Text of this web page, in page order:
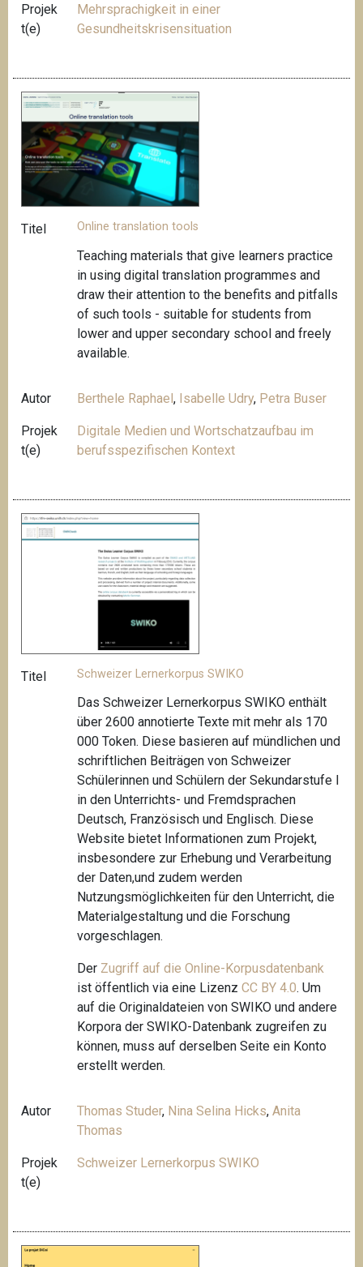
Projek
t(e)
Mehrsprachigkeit in einer
Gesundheitskrisensituation
Titel Online translation tools
Teaching materials that give learners practice
in using digital translation programmes and
draw their attention to the benefits and pitfalls
of such tools - suitable for students from
lower and upper secondary school and freely
available.
Autor Berthele Raphael, Isabelle Udry, Petra Buser
Projek
t(e)
Digitale Medien und Wortschatzaufbau im
berufsspezifischen Kontext
Titel Schweizer Lernerkorpus SWIKO
Das Schweizer Lernerkorpus SWIKO enthält
über 2600 annotierte Texte mit mehr als 170
000 Token. Diese basieren auf mündlichen und
schriftlichen Beiträgen von Schweizer
Schülerinnen und Schülern der Sekundarstufe I
in den Unterrichts- und Fremdsprachen
Deutsch, Französisch und Englisch. Diese
Website bietet Informationen zum Projekt,
insbesondere zur Erhebung und Verarbeitung
der Daten,und zudem werden
Nutzungsmöglichkeiten für den Unterricht, die
Materialgestaltung und die Forschung
vorgeschlagen.
Der Zugriff auf die Online-Korpusdatenbank
ist öffentlich via eine LizenzCC BY 4.0. Um
auf die Originaldateien von SWIKO und andere
Korpora der SWIKO-Datenbank zugreifen zu
können, muss auf derselben Seite ein Konto
erstellt werden.
Autor Thomas Studer, Nina Selina Hicks,Anita
Thomas
Projek
t(e)
Schweizer Lernerkorpus SWIKO